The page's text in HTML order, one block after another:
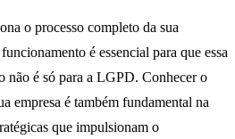
o processo completo da sua
é essencial para que essa
não é só para a LGPD. Conhecer o
empresa é também fundamental na
que impulsionam o